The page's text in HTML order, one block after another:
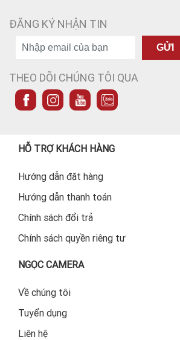
ĐĂNG KÝ NHẬN TIN
GỬI
THEO DÕI CHÚNG TÔI QUA
HỖ TRỢ KHÁCH HÀNG
Hướng dẫn đặt hàng
Hướng dẫn thanh toán
Chính sách đổi trả
Chính sách quyền riêng tư
NGỌC CAMERA
Về chúng tôi
Tuyển dụng
Liên hệ